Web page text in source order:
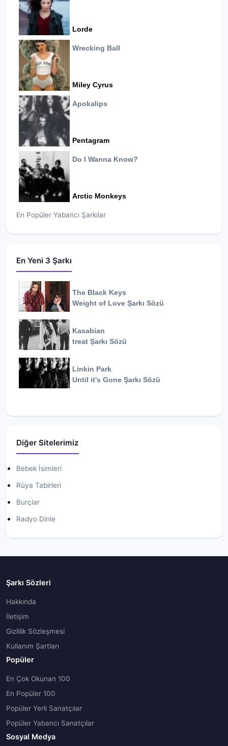
Lorde
Wrecking Ball
Miley Cyrus
Apokalips
Pentagram
Do I Wanna Know?
Arctic Monkeys
En Popüler Yabancı Şarkılar
En Yeni 3 Şarkı
The Black Keys
Weight of Love Şarkı Sözü
Kasabian
treat Şarkı Sözü
Linkin Park
Until it's Gone Şarkı Sözü
Diğer Sitelerimiz
Bebek İsimleri
Rüya Tabirleri
Burçlar
Radyo Dinle
Şarkı Sözleri
Hakkında
İletişim
Gizlilik Sözleşmesi
Kullanım Şartları
Popüler
En Çok Okunan 100
En Popüler 100
Popüler Yerli Sanatçılar
Popüler Yabancı Sanatçılar
Sosyal Medya